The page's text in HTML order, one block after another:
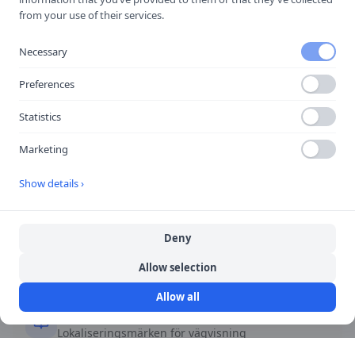
förbjuden sväng i korsning
Snabbfakta
Varierar
Kategori
Lokaliseringsmärken för vägvisning
from your use of their services.
Necessary
Preferences
Statistics
Marketing
Show details ›
Deny
Allow selection
Allow all